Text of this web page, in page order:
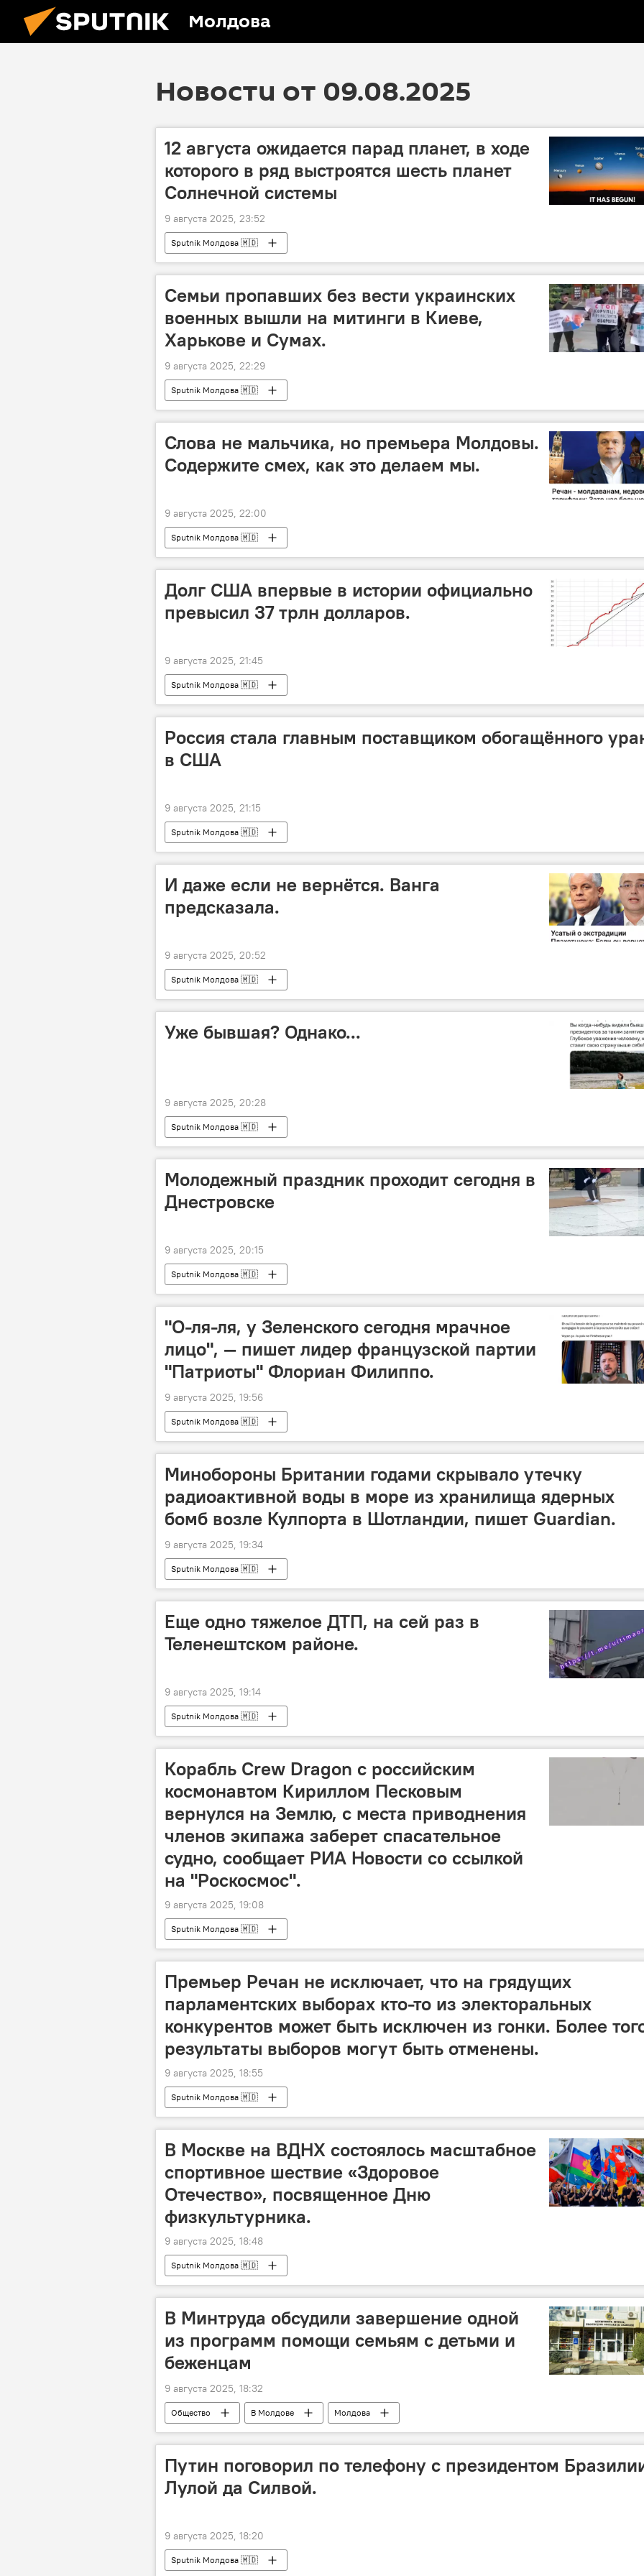
Молдова
Новости от 09.08.2025
12 августа ожидается парад планет, в ходе
которого в ряд выстроятся шесть планет
Солнечной системы
9 августа 2025, 23:52
Sputnik Молдова 🇲🇩
Семьи пропавших без вести украинских
военных вышли на митинги в Киеве,
Харькове и Сумах.
9 августа 2025, 22:29
Sputnik Молдова 🇲🇩
Слова не мальчика, но премьера Молдовы.
Содержите смех, как это делаем мы.
9 августа 2025, 22:00
Sputnik Молдова 🇲🇩
Долг США впервые в истории официально
превысил 37 трлн долларов.
9 августа 2025, 21:45
Sputnik Молдова 🇲🇩
Россия стала главным поставщиком обогащённого
в США
9 августа 2025, 21:15
Sputnik Молдова 🇲🇩
И даже если не вернётся. Ванга
предсказала.
9 августа 2025, 20:52
Sputnik Молдова 🇲🇩
Уже бывшая? Однако...
9 августа 2025, 20:28
Sputnik Молдова 🇲🇩
Молодежный праздник проходит сегодня в
Днестровске
9 августа 2025, 20:15
Sputnik Молдова 🇲🇩
"О-ля-ля, у Зеленского сегодня мрачное
лицо", — пишет лидер французской партии
"Патриоты" Флориан Филиппо.
9 августа 2025, 19:56
Sputnik Молдова 🇲🇩
Минобороны Британии годами скрывало утечку
радиоактивной воды в море из хранилища ядерных
бомб возле Кулпорта в Шотландии, пишет Guardian.
9 августа 2025, 19:34
Sputnik Молдова 🇲🇩
Еще одно тяжелое ДТП, на сей раз в
Теленештском районе.
9 августа 2025, 19:14
Sputnik Молдова 🇲🇩
Корабль Crew Dragon с российским
космонавтом Кириллом Песковым
вернулся на Землю, с места приводнения
членов экипажа заберет спасательное
судно, сообщает РИА Новости со ссылкой
на "Роскосмос".
9 августа 2025, 19:08
Sputnik Молдова 🇲🇩
Премьер Речан не исключает, что на грядущих
парламентских выборах кто-то из электоральных
конкурентов может быть исключен из гонки. Более
результаты выборов могут быть отменены.
9 августа 2025, 18:55
Sputnik Молдова 🇲🇩
В Москве на ВДНХ состоялось масштабное
спортивное шествие «Здоровое
Отечество», посвященное Дню
физкультурника.
9 августа 2025, 18:48
Sputnik Молдова 🇲🇩
В Минтруда обсудили завершение одной
из программ помощи семьям с детьми и
беженцам
9 августа 2025, 18:32
Общество В Молдове
Молдова
Министерство труда, социальной защиты и семьи Молдовы
Путин поговорил по телефону с президентом
Лулой да Силвой.
9 августа 2025, 18:20
Sputnik Молдова 🇲🇩